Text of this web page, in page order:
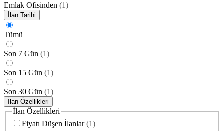
Emlak Ofisinden (1)
İlan Tarihi
Tümü
Son 7 Gün (1)
Son 15 Gün (1)
Son 30 Gün (1)
İlan Özellikleri
İlan Özellikleri
Fiyatı Düşen İlanlar (1)